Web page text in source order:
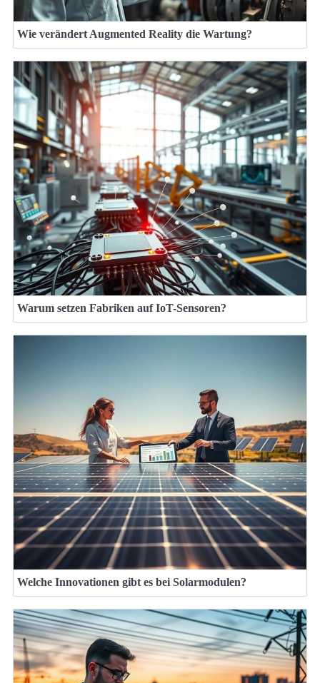
Wie verändert Augmented Reality die Wartung?
Warum setzen Fabriken auf IoT-Sensoren?
Welche Innovationen gibt es bei Solarmodulen?